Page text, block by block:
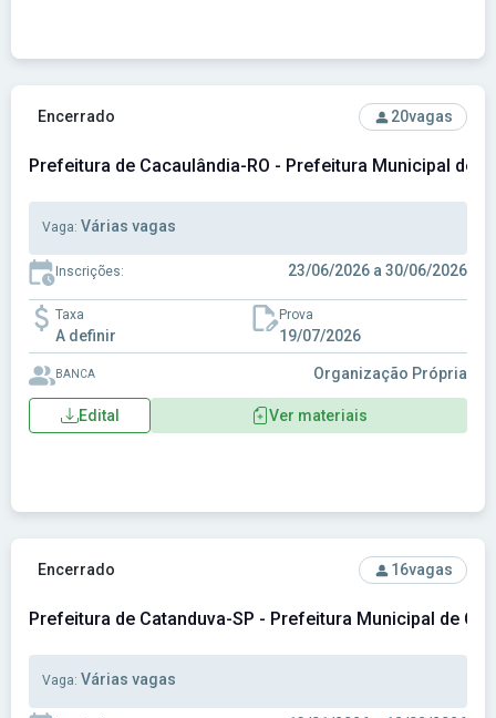
Ver concurso: Prefeitura de Cacaulândia-RO - Prefeitura
Encerrado 20vagas
Prefeitura de Cacaulândia-RO - Prefeitura Municipal de
Vaga: Várias vagas
Inscrições: 23/06/2026 a 30/06/2026
Taxa
A definir
Prova
19/07/2026
BANCA Organização Própria
Edital Ver materiais
Ver concurso: Prefeitura de Catanduva-SP - Prefeitura
Encerrado 16vagas
Prefeitura de Catanduva-SP - Prefeitura Municipal de
Vaga: Várias vagas